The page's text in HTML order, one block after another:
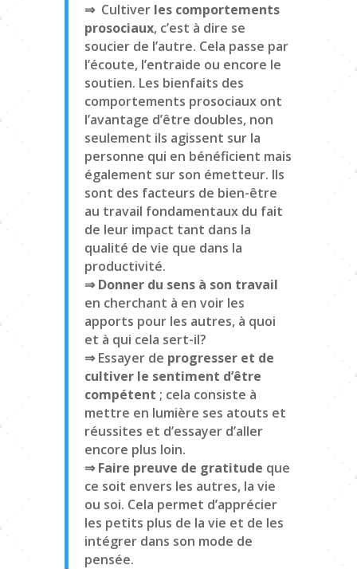
⇒ Cultiver les comportements
prosociaux, c’est à dire se
soucier de l’autre. Cela passe par
l’écoute, l’entraide ou encore le
soutien. Les bienfaits des
comportements prosociaux ont
l’avantage d’être doubles, non
seulement ils agissent sur la
personne qui en bénéficient mais
également sur son émetteur. Ils
sont des facteurs de bien-être
au travail fondamentaux du fait
de leur impact tant dans la
qualité de vie que dans la
productivité.
⇒ Donner du sens à son travail
en cherchant à en voir les
apports pour les autres, à quoi
et à qui cela sert-il?
⇒ Essayer de progresser et de
cultiver le sentiment d’être
compétent ; cela consiste à
mettre en lumière ses atouts et
réussites et d’essayer d’aller
encore plus loin.
⇒ Faire preuve de gratitude que
ce soit envers les autres, la vie
ou soi. Cela permet d’apprécier
les petits plus de la vie et de les
intégrer dans son mode de
pensée.